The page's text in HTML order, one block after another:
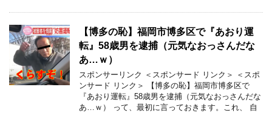
【博多の恥】福岡市博多区で『あおり運
転』58歳男を逮捕（元気なおっさんだな
あ…ｗ）
スポンサーリンク ＜スポンサード リンク＞ ＜スポ
ンサード リンク＞ 【博多の恥】福岡市博多区で
『あおり運転』58歳男を逮捕（元気なおっさんだな
あ…ｗ） って、最初に言っておきます。これ、 自